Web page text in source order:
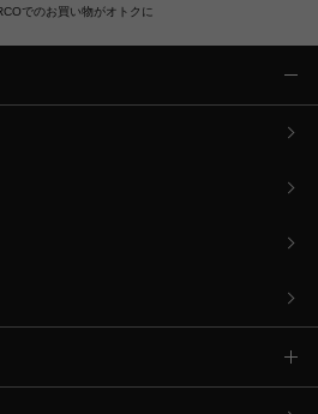
でのお買い物がオトクに